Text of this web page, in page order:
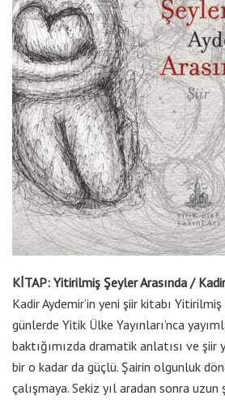
KİTAP: Yitirilmiş Şeyler Arasında /
Kadir Aydemir’in yeni şiir kitabı
günlerde Yitik Ülke Yayınları’nca
baktığımızda dramatik anlatısı ve şiir
bir o kadar da güçlü. Şairin olgunluk
çalışmaya. Sekiz yıl aradan sonra